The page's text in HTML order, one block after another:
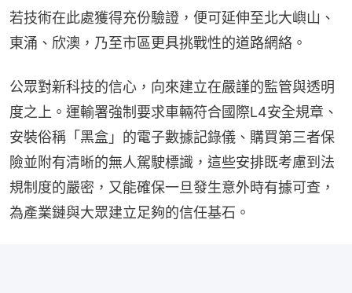
若技術在此處獲得充份驗證，便可延伸至北大嶼山、
東涌、欣澳，乃至市區更具挑戰性的道路網絡。
公眾對新科技的信心，向來建立在嚴謹的監管與透明
度之上。運輸署強制要求車輛符合國際L4安全規章、
安裝俗稱「黑盒」的電子數據記錄儀、購買第三者保
險並附有清晰的無人駕駛標識，這些安排既考慮到法
規制度的嚴密，又能確保一旦發生意外時有據可查，
為產業鏈與大眾建立足夠的信任基石。